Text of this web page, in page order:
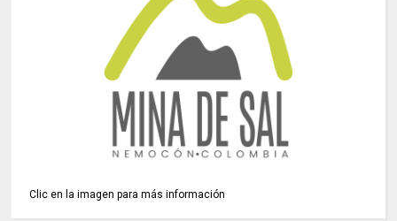
Clic en la imagen para más información